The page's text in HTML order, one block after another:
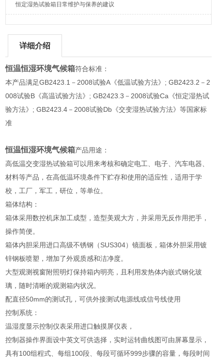
恒定湿热试验箱日常维护与保养的建议
详细介绍
恒温恒湿环境气候箱符合标准：
本产品满足GB2423.1－2008试验A《低温试验方法》; GB2423.2－2
008试验B《高温试验方法》; GB2423.3－2008试验Ca《恒定湿热试
验方法》; GB2423.4－2008试验Db《交变湿热试验方法》等国家标
准
恒温恒湿环境气候箱产品用途：
高低温交变湿热试验箱可以用来考核和确定电工、电子、汽车电器、
材料等产品，在高低温环境条件下贮存和使用的适应性，适用于学
校，工厂，军工，研位，等单位。
箱体结构：
箱体采用数控机床加工成型，造型美观大方，并采用无反作用把手，
操作简便。
箱体内胆采用进口高级不锈钢（SUS304）镜面板，箱体外胆采用镀
锌钢板喷塑，增加了外观质感和洁净度。
大型观测视窗附照明灯保持箱内明亮，且利用发热体内嵌式钢化玻
璃，随时清晰的观测箱内状况。
配直径50mm的测试孔，可供外接测试电源线或信号线使用
控制系统：
温湿度显示控制仪表采用进口触摸屏仪表，
控制器操作界面设中英文可供选择，实时运转曲线图可由屏幕显示，
具有100组程式、每组100段、每段可循环999步骤的容量，每段时间